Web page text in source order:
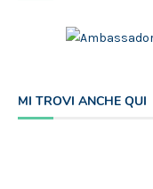
MI TROVI ANCHE QUI